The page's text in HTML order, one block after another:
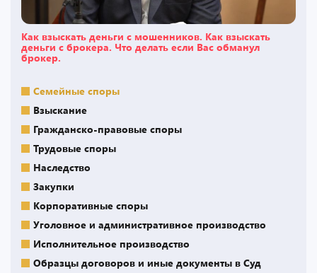
Как взыскать деньги с мошенников. Как взыскать
деньги с брокера. Что делать если Вас обманул
брокер.
Семейные споры
Взыскание
Гражданско-правовые споры
Трудовые споры
Наследство
Закупки
Корпоративные споры
Уголовное и административное производство
Исполнительное производство
Образцы договоров и иные документы в Суд